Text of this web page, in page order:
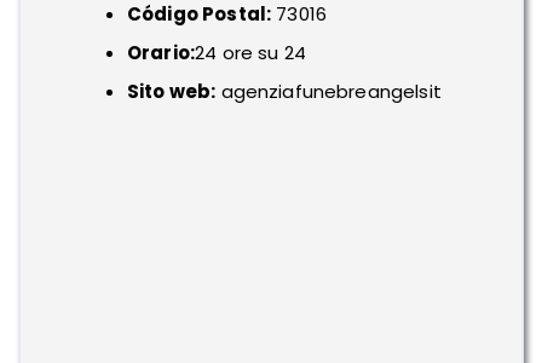
Código Postal: 73016
Orario:24 ore su 24
Sito web: agenziafunebreangelsit